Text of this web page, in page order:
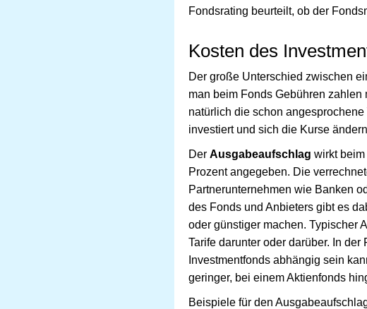
Fondsrating beurteilt, ob der
Kosten des
Der große Unterschied zwischen
man beim Fonds Gebühren
natürlich die schon
investiert und sich die Kurse
Der Ausgabeaufschlag wirkt
Prozent angegeben. Die
Partnerunternehmen wie Banken
des Fonds und Anbieters gibt es
oder günstiger machen. Typischer
Tarife darunter oder darüber. In
Investmentfonds abhängig sein
geringer, bei einem Aktienfonds
Beispiele für den